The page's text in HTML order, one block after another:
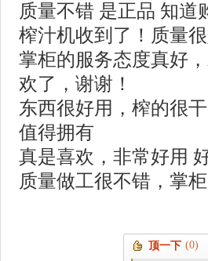
质量不错 是正品 知道
榨汁机收到了！质量
掌柜的服务态度真好
欢了，谢谢！
东西很好用，榨的很
值得拥有
真是喜欢，非常好用
质量做工很不错，掌
顶一下 (0)